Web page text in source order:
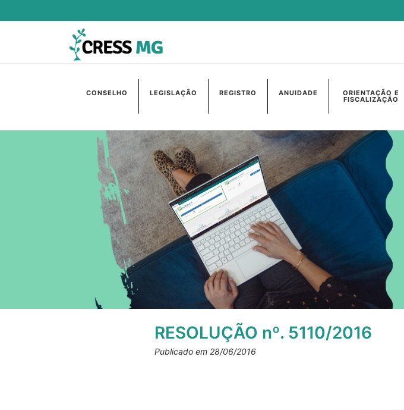
CONSELHO LEGISLAÇÃO REGISTRO ANUIDADE ORIENTAÇÃO E
FISCALIZAÇÃO
RESOLUÇÃO nº. 5110/2016
Publicado em 28/06/2016